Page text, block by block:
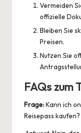
Vermeiden
offizielle
Bleiben Sie
Preisen.
Nutzen Sie
FAQs zum
Frage:Kann ich
Reisepass kaufen?